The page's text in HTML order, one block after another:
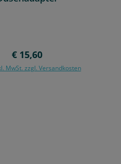
Regulärer Preis:
€ 15,60
MwSt. zzgl. Versandkosten